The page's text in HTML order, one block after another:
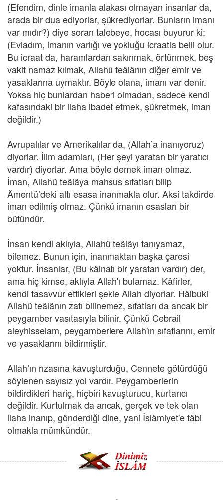
(Efendim, dinle imanla alakası olmayan insanlar da,
arada bir dua ediyorlar, şükrediyorlar. Bunların imanı
var mıdır?) diye soran talebeye, hocası buyurur ki:
(Evladım, imanın varlığı ve yokluğu icraatla belli olur.
Bu icraat da, haramlardan sakınmak, örtünmek, beş
vakit namaz kılmak, Allahü teâlânın diğer emir ve
yasaklarına uymaktır. Böyle olana, imanı var denir.
Yoksa hiç bunlardan haberi olmadan, sadece kendi
kafasındaki bir ilaha ibadet etmek, şükretmek, iman
değildir.)
Avrupalılar ve Amerikalılar da, (Allah’a inanıyoruz)
diyorlar. İlim adamları, (Her şeyi yaratan bir yaratıcı
vardır) diyorlar. Ama böyle demek iman olmaz.
İman, Allahü teâlâya mahsus sıfatları bilip
Âmentü’deki altı esasa inanmakla olur. Aksi takdirde
iman edilmiş olmaz. Çünkü imanın esasları bir
bütündür.
İnsan kendi aklıyla, Allahü teâlâyı tanıyamaz,
bilemez. Bunun için, inanmaktan başka çaresi
yoktur. İnsanlar, (Bu kâinatı bir yaratan vardır) der,
ama hiç kimse, aklıyla Allah'ı bulamaz. Kâfirler,
kendi tasavvur ettikleri şekle Allah diyorlar. Hâlbuki
Allahü teâlânın zatı bilinemez, sıfatları da ancak bir
peygamber vasıtasıyla bilinir. Çünkü Cebrail
aleyhisselam, peygamberlere Allah'ın sıfatlarını, emir
ve yasaklarını bildirmiştir.
Allah’ın rızasına kavuşturduğu, Cennete götürdüğü
söylenen sayısız yol vardır. Peygamberlerin
bildirdikleri hariç, hiçbiri kavuşturucu, kurtarıcı
değildir. Kurtulmak da ancak, gerçek ve tek olan
ilaha inanıp, gönderdiği dine, yani İslâmiyet'e tâbi
olmakla mümkündür.